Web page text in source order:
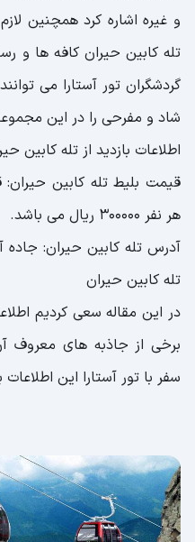
و غیره اشاره کرد همچنین
تله کابین حیران کافه ها و
گردشگران تور آستارا می
شاد و مفرحی را در این
اطلاعات بازدید از تله کابین
قیمت بلیط تله کابین
هر نفر 300000 ریال می باشد.
آدرس تله کابین حیران: جاده
تله کابین حیران
در این مقاله سعی کردیم
برخی از جاذبه های معروف
سفر با تور آستارا این